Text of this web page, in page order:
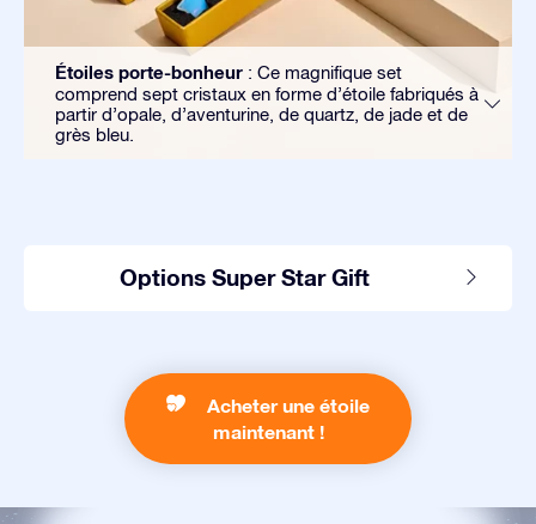
Étoiles porte-bonheur : Ce magnifique set
comprend sept cristaux en forme d’étoile fabriqués à
partir d’opale, d’aventurine, de quartz, de jade et de
grès bleu.
Options Super Star Gift
Acheter une étoile
maintenant !